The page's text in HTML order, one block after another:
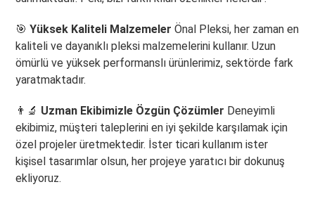
🎯Yüksek Kaliteli Malzemeler Önal Pleksi, her zaman en
kaliteli ve dayanıklı pleksi malzemelerini kullanır. Uzun
ömürlü ve yüksek performanslı ürünlerimiz, sektörde fark
yaratmaktadır.
👨‍🔬 Uzman Ekibimizle Özgün Çözümler Deneyimli
ekibimiz, müşteri taleplerini en iyi şekilde karşılamak için
özel projeler üretmektedir. İster ticari kullanım ister
kişisel tasarımlar olsun, her projeye yaratıcı bir dokunuş
ekliyoruz.